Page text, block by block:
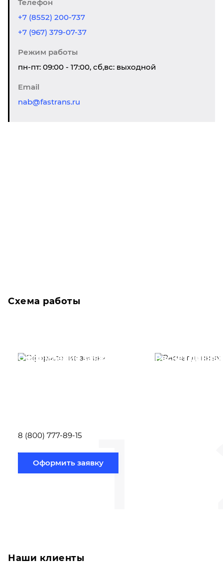
Телефон
+7 (8552) 200-737
+7 (967) 379-07-37
Режим работы
пн-пт: 09:00 - 17:00, сб,вс: выходной
Email
nab@fastrans.ru
Схема работы
1
Оформление заявки
8 (800) 777-89-15
Оформить заявку
Расчет
Наши клиенты